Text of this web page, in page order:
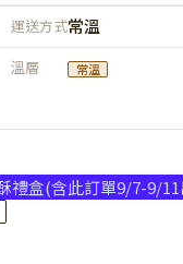
運送方式常溫
溫層 常溫
禮盒(含此訂單9/7-9/11